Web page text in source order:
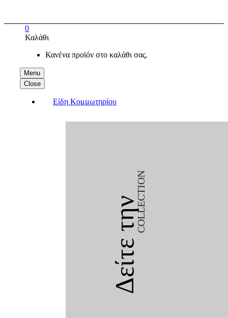
Menu
Close
Είδη Κομμωτηρίου
Δείτε τηνCOLLECTION
0
Καλάθι
Κανένα προϊόν στο καλάθι σας.